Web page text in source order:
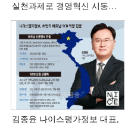
실천과제로 경영혁신 시동
김종윤 나이스평가정보 대표,